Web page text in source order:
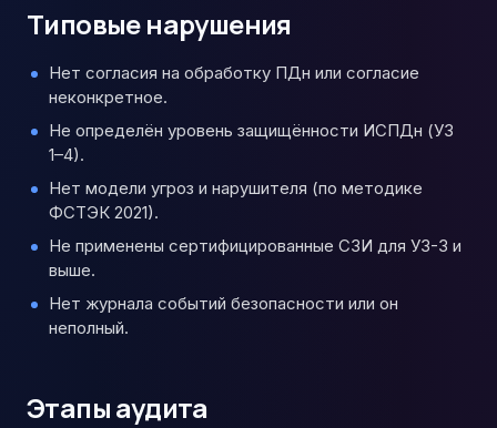
Типовые нарушения
Нет согласия на обработку ПДн или согласие
неконкретное.
Не определён уровень защищённости ИСПДн (УЗ
1–4).
Нет модели угроз и нарушителя (по методике
ФСТЭК 2021).
Не применены сертифицированные СЗИ для УЗ-3 и
выше.
Нет журнала событий безопасности или он
неполный.
Этапы аудита